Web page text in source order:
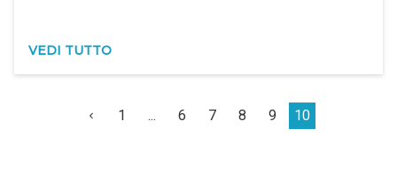
VEDI TUTTO
1 ... 6 7 8 9 10